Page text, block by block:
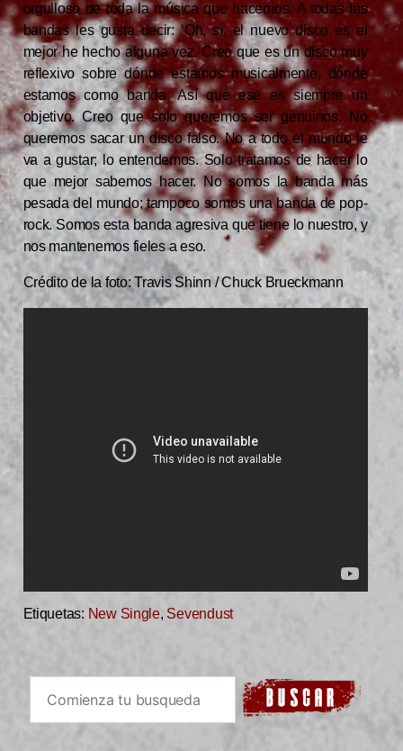
orgulloso de toda la música que hacemos. A todas las
bandas les gusta decir: ‘Oh, sí, el nuevo disco es el
mejor he hecho alguna vez. Creo que es un disco muy
reflexivo sobre dónde estamos musicalmente, dónde
estamos como banda. Así que ese es siempre un
objetivo. Creo que solo queremos ser genuinos. No
queremos sacar un disco falso. No a todo el mundo le
va a gustar; lo entendemos. Solo tratamos de hacer lo
que mejor sabemos hacer. No somos la banda más
pesada del mundo; tampoco somos una banda de pop-
rock. Somos esta banda agresiva que tiene lo nuestro, y
nos mantenemos fieles a eso.
Crédito de la foto: Travis Shinn / Chuck Brueckmann
Etiquetas: New Single, Sevendust